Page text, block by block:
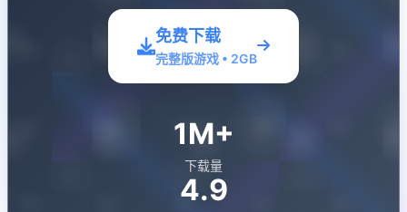
免费下载
完整版游戏 • 2GB
1M+
下载量
4.9